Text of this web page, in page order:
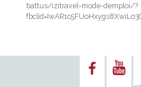
battus/izitravel-mode-demploi/?